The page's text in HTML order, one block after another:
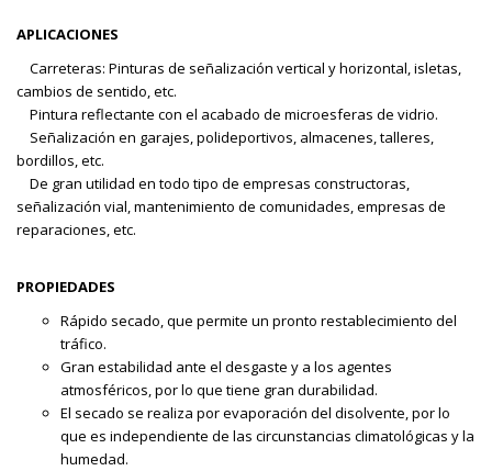
APLICACIONES
Carreteras: Pinturas de señalización vertical y horizontal, isletas,
cambios de sentido, etc.
Pintura reflectante con el acabado de microesferas de vidrio.
Señalización en garajes, polideportivos, almacenes, talleres,
bordillos, etc.
De gran utilidad en todo tipo de empresas constructoras,
señalización vial, mantenimiento de comunidades, empresas de
reparaciones, etc.
PROPIEDADES
Rápido secado, que permite un pronto restablecimiento del
tráfico.
Gran estabilidad ante el desgaste y a los agentes
atmosféricos, por lo que tiene gran durabilidad.
El secado se realiza por evaporación del disolvente, por lo
que es independiente de las circunstancias climatológicas y la
humedad.